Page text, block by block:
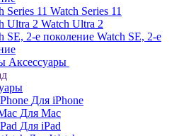
Watch Series 11
Watch Ultra 2
Watch SE, 2-е
Аксессуары
Для iPhone
Для Mac
Для iPad